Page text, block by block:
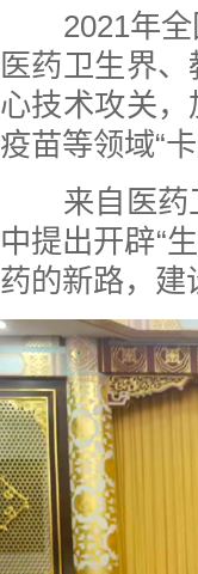
2021年全
医药卫生界
心技术攻关
疫苗等领域“卡
来自医药卫
中提出开辟“
药的新路，建